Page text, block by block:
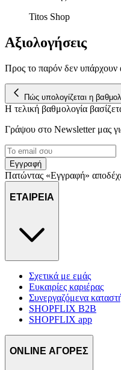
Titos Shop
Αξιολογήσεις
Προς το παρόν δεν υπάρχουν
Πώς υπολογίζεται η
Η τελική βαθμολογία
Γράψου στο Νewsletter μας
Εγγραφή
Πατώντας «Εγγραφή»
ΕΤΑΙΡΕΙΑ
Σχετικά με εμάς
Ευκαιρίες καριέρας
Συνεργαζόμενα
SHOPFLIX B2B
SHOPFLIX app
ONLINE ΑΓΟΡΕΣ